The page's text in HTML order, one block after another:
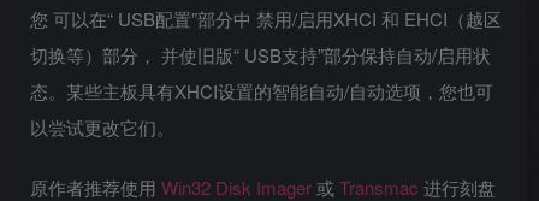
您 可以在“ USB配置”部分中 禁用/启用XHCI 和 EHCI（越区
切换等）部分， 并使旧版“ USB支持”部分保持自动/启用状
态。某些主板具有XHCI设置的智能自动/自动选项，您也可
以尝试更改它们。
原作者推荐使用 Win32 Disk Imager或 Transmac 进行刻盘